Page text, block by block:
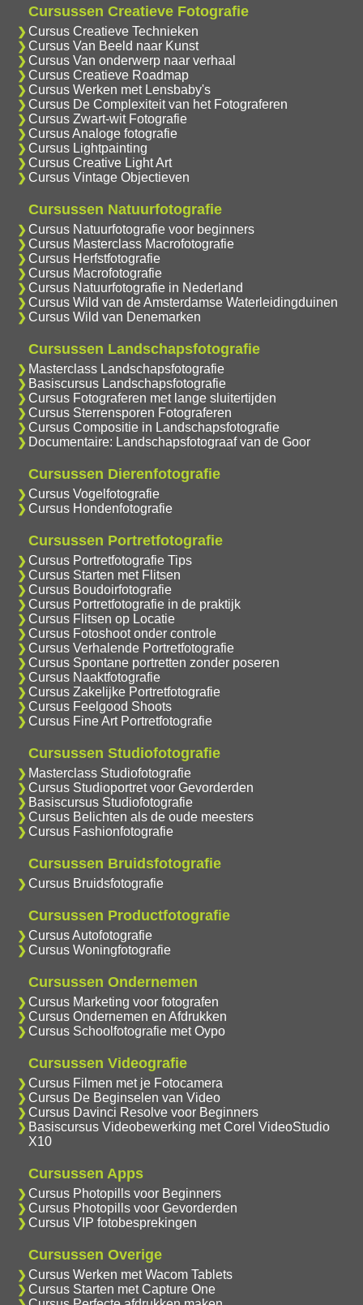
Cursussen Creatieve Fotografie
Cursus Creatieve Technieken
Cursus Van Beeld naar Kunst
Cursus Van onderwerp naar verhaal
Cursus Creatieve Roadmap
Cursus Werken met Lensbaby's
Cursus De Complexiteit van het Fotograferen
Cursus Zwart-wit Fotografie
Cursus Analoge fotografie
Cursus Lightpainting
Cursus Creative Light Art
Cursus Vintage Objectieven
Cursussen Natuurfotografie
Cursus Natuurfotografie voor beginners
Cursus Masterclass Macrofotografie
Cursus Herfstfotografie
Cursus Macrofotografie
Cursus Natuurfotografie in Nederland
Cursus Wild van de Amsterdamse Waterleidingduinen
Cursus Wild van Denemarken
Cursussen Landschapsfotografie
Masterclass Landschapsfotografie
Basiscursus Landschapsfotografie
Cursus Fotograferen met lange sluitertijden
Cursus Sterrensporen Fotograferen
Cursus Compositie in Landschapsfotografie
Documentaire: Landschapsfotograaf van de Goor
Cursussen Dierenfotografie
Cursus Vogelfotografie
Cursus Hondenfotografie
Cursussen Portretfotografie
Cursus Portretfotografie Tips
Cursus Starten met Flitsen
Cursus Boudoirfotografie
Cursus Portretfotografie in de praktijk
Cursus Flitsen op Locatie
Cursus Fotoshoot onder controle
Cursus Verhalende Portretfotografie
Cursus Spontane portretten zonder poseren
Cursus Naaktfotografie
Cursus Zakelijke Portretfotografie
Cursus Feelgood Shoots
Cursus Fine Art Portretfotografie
Cursussen Studiofotografie
Masterclass Studiofotografie
Cursus Studioportret voor Gevorderden
Basiscursus Studiofotografie
Cursus Belichten als de oude meesters
Cursus Fashionfotografie
Cursussen Bruidsfotografie
Cursus Bruidsfotografie
Cursussen Productfotografie
Cursus Autofotografie
Cursus Woningfotografie
Cursussen Ondernemen
Cursus Marketing voor fotografen
Cursus Ondernemen en Afdrukken
Cursus Schoolfotografie met Oypo
Cursussen Videografie
Cursus Filmen met je Fotocamera
Cursus De Beginselen van Video
Cursus Davinci Resolve voor Beginners
Basiscursus Videobewerking met Corel VideoStudio
X10
Cursussen Apps
Cursus Photopills voor Beginners
Cursus Photopills voor Gevorderden
Cursus VIP fotobesprekingen
Cursussen Overige
Cursus Werken met Wacom Tablets
Cursus Starten met Capture One